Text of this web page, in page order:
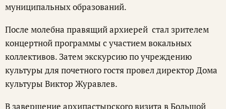
муниципальных образований.
После молебна правящий архиерей стал зрителем
концертной программы с участием вокальных
коллективов. Затем экскурсию по учреждению
культуры для почетного гостя провел директор Дома
культуры Виктор Журавлев.
В завершение архипастырского визита в Большой